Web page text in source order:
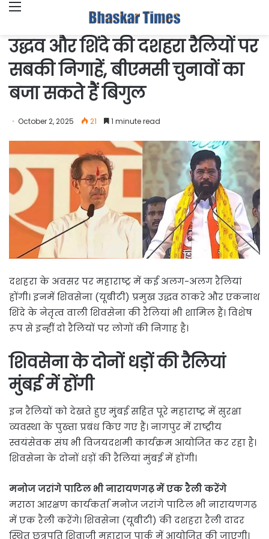
उद्धव और शिंदे की दशहरा रैलियों पर
सबकी निगाहें, बीएमसी चुनावों का
बजा सकते हैं बिगुल
October 2, 2025 21 1 minute read
दशहरा के अवसर पर महाराष्ट्र में कई अलग-अलग रैलियां
होंगी। इनमें शिवसेना (यूबीटी) प्रमुख उद्धव ठाकरे और एकनाथ
शिंदे के नेतृत्व वाली शिवसेना की रैलियां भी शामिल हैं। विशेष
रूप से इन्हीं दो रैलियों पर लोगों की निगाह है।
शिवसेना के दोनों धड़ों की रैलियां
मुंबई में होंगी
इन रैलियों को देखते हुए मु्ंबई सहित पूरे महाराष्ट्र में सुरक्षा
व्यवस्था के पुख्ता प्रबंध किए गए हैं। नागपुर में राष्ट्रीय
स्वयंसेवक संघ भी विजयदशमी कार्यक्रम आयोजित कर रहा है।
शिवसेना के दोनों धड़ों की रैलियां मुंबई में होंगी।
मनोज जरांगे पाटिल भी नारायणगढ़ में एक रैली करेंगे
मराठा आरक्षण कार्यकर्ता मनोज जरांगे पाटिल भी नारायणगढ़
में एक रैली करेंगे। शिवसेना (यूबीटी) की दशहरा रैली दादर
स्थित छत्रपति शिवाजी महाराज पार्क में आयोजित की जाएगी।